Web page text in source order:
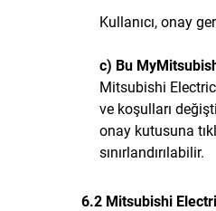
Kullanıcı, onay
c) Bu
Mitsubishi
ve koşulları
onay kutusuna
sınırlandırılabilir.
6.2 Mitsubishi